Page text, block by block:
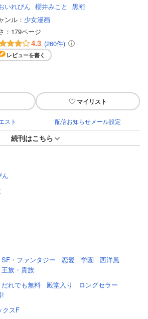
いれびん 櫻井みこと
黒裄
ンル： 少女漫画
： 179ページ
4.3 (260件)
レビューを書く
マイリスト
スト 配信お知らせメール設定
続刊はこちら
ん
SF・ファンタジー 恋愛 学園
西洋風
王族・貴族
だれでも無料 殿堂入り
ロングセラー
!
クスF